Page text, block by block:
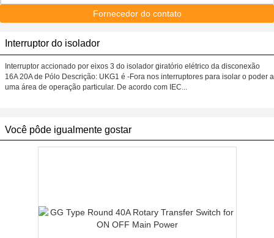
Fornecedor do contato
Interruptor do isolador
Interruptor accionado por eixos 3 do isolador giratório elétrico da disconexão
16A 20A de Pólo Descrição: UKG1 é -Fora nos interruptores para isolar o poder a
uma área de operação particular. De acordo com IEC...
Você pôde igualmente gostar